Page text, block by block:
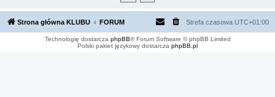
Strona główna KLUBU FORUM Strefa czasowa UTC+01:00
Technologię dostarcza phpBB® Forum Software © phpBB Limited
Polski pakiet językowy dostarcza phpBB.pl